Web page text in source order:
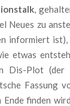
,
Neues zu
informiert
etwas
Dis-Plot (der
Fassung
finden